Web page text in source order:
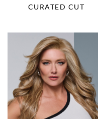
CURATED CUT